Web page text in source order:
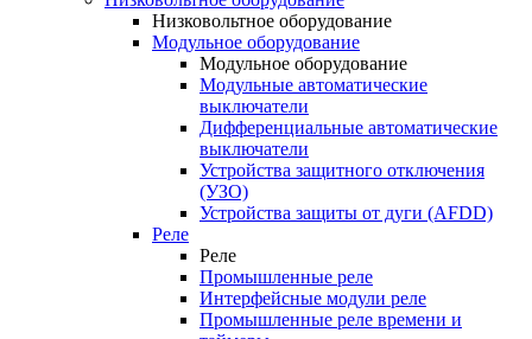
Низковольтное оборудование
Модульное оборудование
Модульное оборудование
Модульные автоматические
выключатели
Дифференциальные автоматические
выключатели
Устройства защитного отключения
(УЗО)
Устройства защиты от дуги (AFDD)
Реле
Реле
Промышленные реле
Интерфейсные модули реле
Промышленные реле времени и